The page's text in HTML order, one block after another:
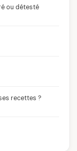
ou détesté
recettes ?